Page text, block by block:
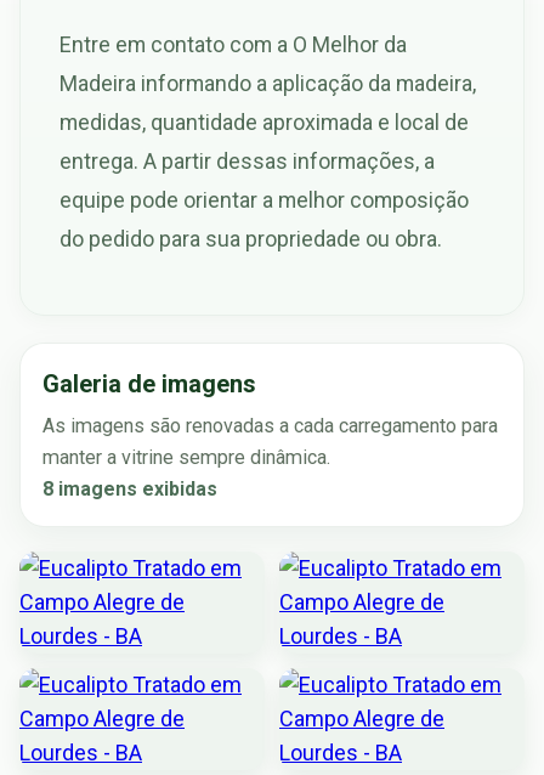
Entre em contato com a O Melhor da
Madeira informando a aplicação da madeira,
medidas, quantidade aproximada e local de
entrega. A partir dessas informações, a
equipe pode orientar a melhor composição
do pedido para sua propriedade ou obra.
Galeria de imagens
As imagens são renovadas a cada carregamento para
manter a vitrine sempre dinâmica.
8 imagens exibidas